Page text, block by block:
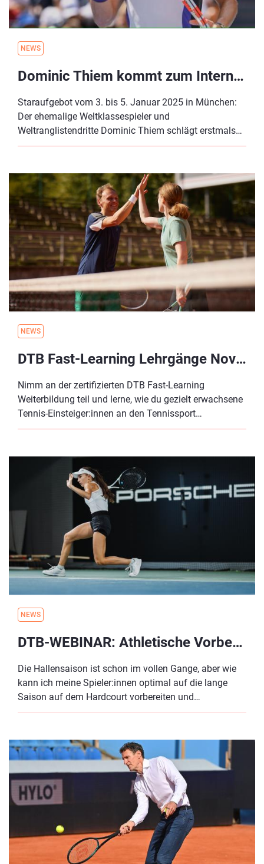
NEWS
Dominic Thiem kommt zum Internationalen DTB Tenniskongress
Staraufgebot vom 3. bis 5. Januar 2025 in München:
Der ehemalige Weltklassespieler und
Weltranglistendritte Dominic Thiem schlägt erstmals
als Referent beim Internationalen DTB Tenniskongress
NEWS
DTB Fast-Learning Lehrgänge November 2024 - Anmeldung ab jetzt möglich
Nimm an der zertifizierten DTB Fast-Learning
Weiterbildung teil und lerne, wie du gezielt erwachsene
Tennis-Einsteiger:innen an den Tennissport
heranführen als auch durch zielgruppenspezifisches
kannst.
NEWS
DTB-WEBINAR: Athletische Vorbereitung für die Hallensaison am 17. Oktober
Die Hallensaison ist schon im vollen Gange, aber wie
kann ich meine Spieler:innen optimal auf die lange
Saison auf dem Hardcourt vorbereiten und
unterstützen - all das erfahrt ihr in diesem Webinar!